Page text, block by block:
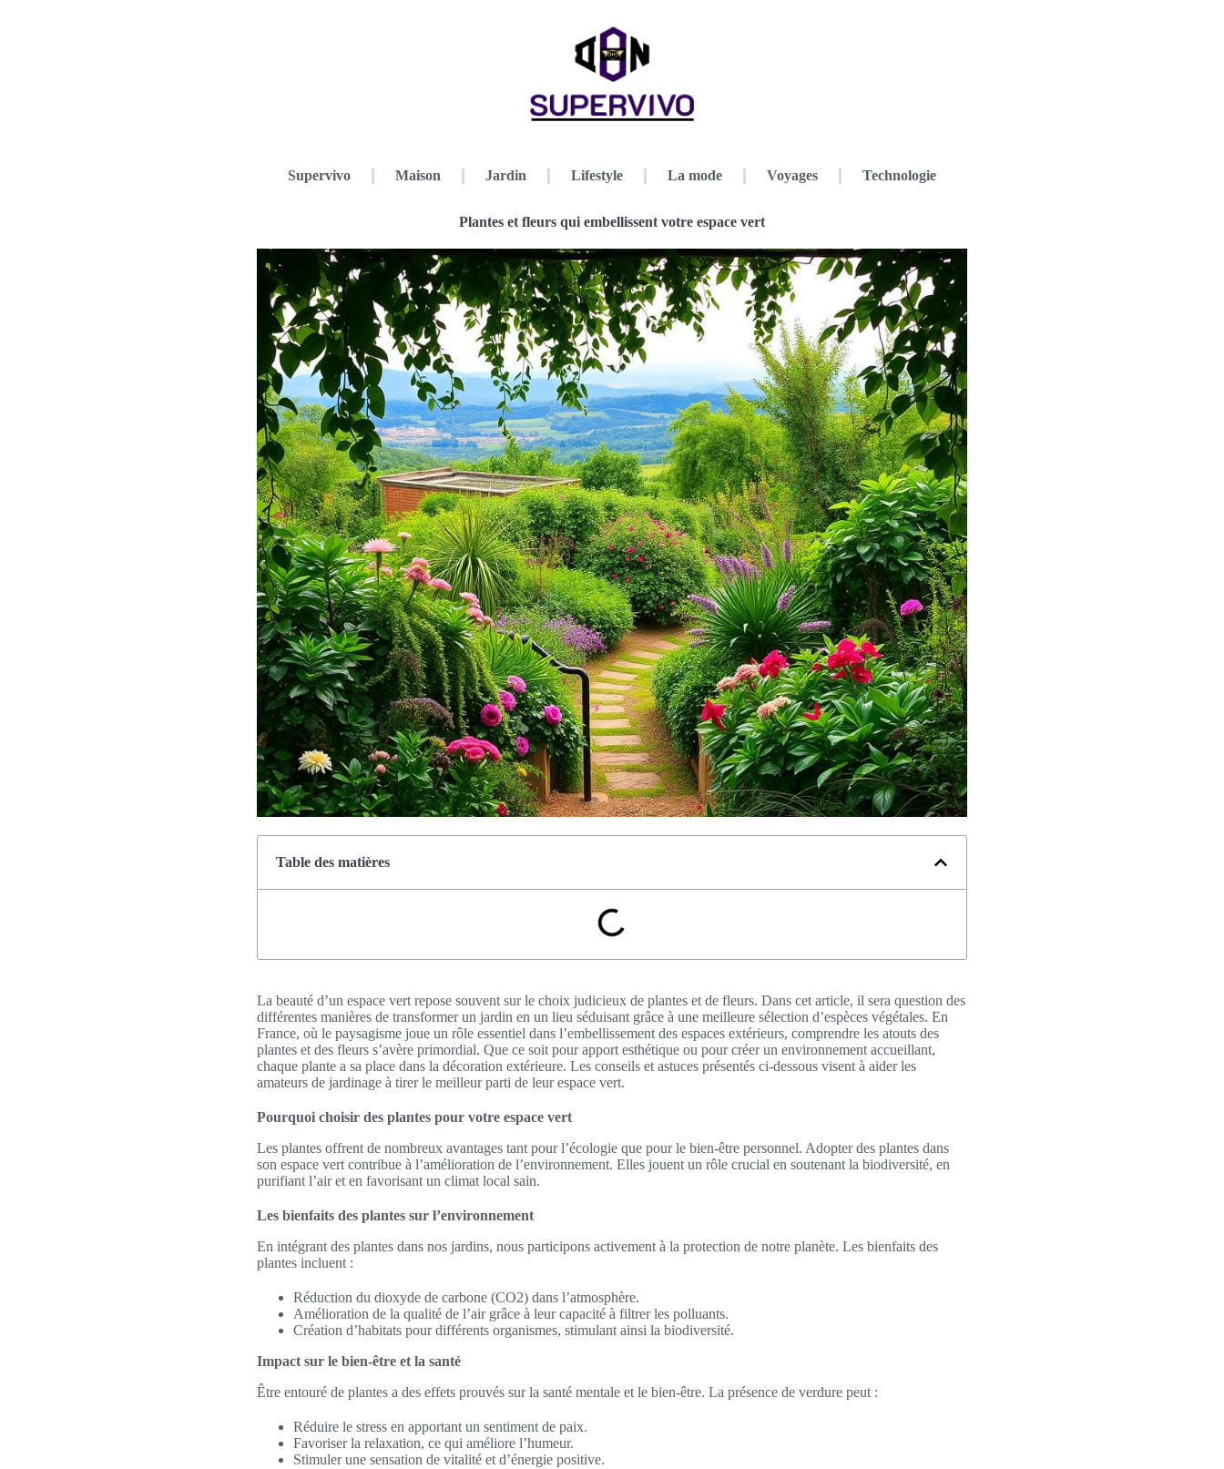
Supervivo Maison Jardin Lifestyle La mode Voyages Technologie
Plantes et fleurs qui embellissent votre espace vert
Table des matières
La beauté d’un espace vert repose souvent sur le choix judicieux de plantes et de fleurs. Dans cet article, il sera question des
différentes manières de transformer un jardin en un lieu séduisant grâce à une meilleure sélection d’espèces végétales. En
France, où le paysagisme joue un rôle essentiel dans l’embellissement des espaces extérieurs, comprendre les atouts des
plantes et des fleurs s’avère primordial. Que ce soit pour apport esthétique ou pour créer un environnement accueillant,
chaque plante a sa place dans la décoration extérieure. Les conseils et astuces présentés ci-dessous visent à aider les
amateurs de jardinage à tirer le meilleur parti de leur espace vert.
Pourquoi choisir des plantes pour votre espace vert
Les plantes offrent de nombreux avantages tant pour l’écologie que pour le bien-être personnel. Adopter des plantes dans
son espace vert contribue à l’amélioration de l’environnement. Elles jouent un rôle crucial en soutenant la biodiversité, en
purifiant l’air et en favorisant un climat local sain.
Les bienfaits des plantes sur l’environnement
En intégrant des plantes dans nos jardins, nous participons activement à la protection de notre planète. Les bienfaits des
plantes incluent :
Réduction du dioxyde de carbone (CO2) dans l’atmosphère.
Amélioration de la qualité de l’air grâce à leur capacité à filtrer les polluants.
Création d’habitats pour différents organismes, stimulant ainsi la biodiversité.
Impact sur le bien-être et la santé
Être entouré de plantes a des effets prouvés sur la santé mentale et le bien-être. La présence de verdure peut :
Réduire le stress en apportant un sentiment de paix.
Favoriser la relaxation, ce qui améliore l’humeur.
Stimuler une sensation de vitalité et d’énergie positive.